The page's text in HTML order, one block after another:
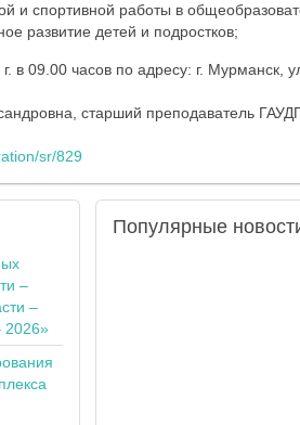
и спортивной работы в
развитие детей и подростков;
в 09.00 часов по адресу: г. Мурманск,
старший преподаватель
sr/829
–
–
2026»
Популярные